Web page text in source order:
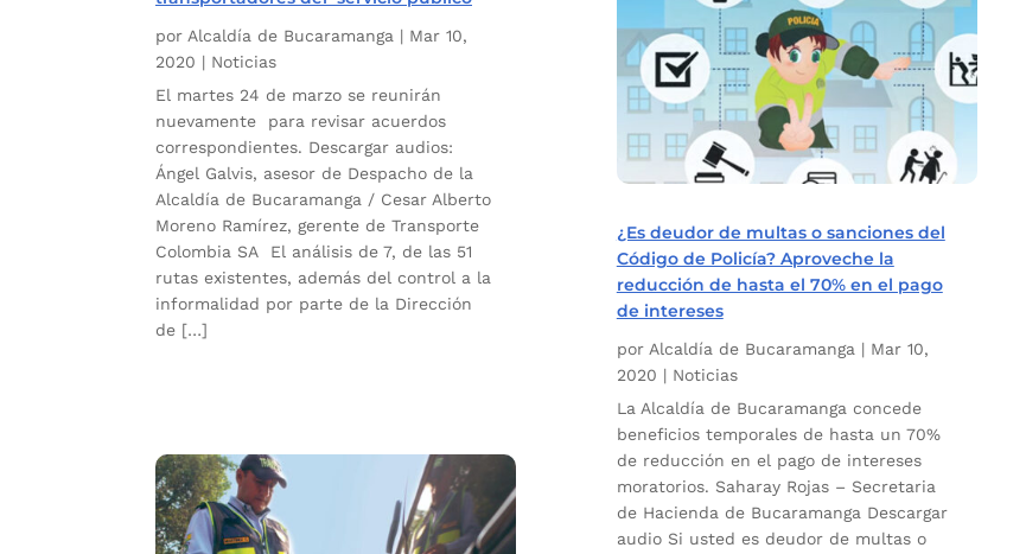
por Alcaldía de Bucaramanga | Mar 10,
2020 | Noticias
El martes 24 de marzo se reunirán
nuevamente para revisar acuerdos
correspondientes. Descargar audios:
Ángel Galvis, asesor de Despacho de la
Alcaldía de Bucaramanga / Cesar Alberto
Moreno Ramírez, gerente de Transporte
Colombia SA El análisis de 7, de las 51
rutas existentes, además del control a la
informalidad por parte de la Dirección
de […]
¿Es deudor de multas o sanciones del
Código de Policía? Aproveche la
reducción de hasta el 70% en el pago
de intereses
por Alcaldía de Bucaramanga| Mar 10,
2020 | Noticias
La Alcaldía de Bucaramanga concede
beneficios temporales de hasta un 70%
de reducción en el pago de intereses
moratorios. Saharay Rojas – Secretaria
de Hacienda de Bucaramanga Descargar
audio Si usted es deudor de multas o